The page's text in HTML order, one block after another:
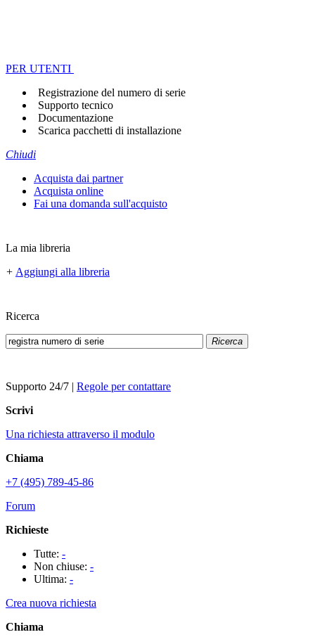
PER UTENTI
Registrazione del numero di serie
Supporto tecnico
Documentazione
Scarica pacchetti di installazione
Chiudi
Acquista dai partner
Acquista online
Fai una domanda sull'acquisto
La mia libreria
+ Aggiungi alla libreria
Ricerca
Ricerca
Supporto 24/7 | Regole per contattare
Scrivi
Una richiesta attraverso il modulo
Chiama
+7 (495) 789-45-86
Forum
Richieste
Tutte: -
Non chiuse: -
Ultima: -
Crea nuova richiesta
Chiama